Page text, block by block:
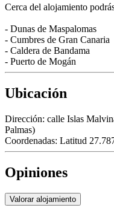
Cerca del alojamiento
- Dunas de Maspalomas
- Cumbres de Gran Canaria
- Caldera de Bandama
- Puerto de Mogán
Ubicación
Dirección: calle Islas
Palmas)
Coordenadas: Latitud
Opiniones
Valorar alojamiento